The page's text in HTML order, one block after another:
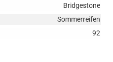
Bridgestone
Sommerreifen
92